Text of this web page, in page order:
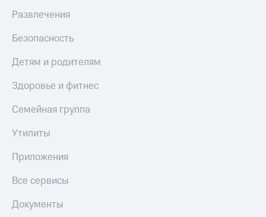
Развлечения
Безопасность
Детям и родителям
Здоровье и фитнес
Семейная группа
Утилиты
Приложения
Все сервисы
Документы